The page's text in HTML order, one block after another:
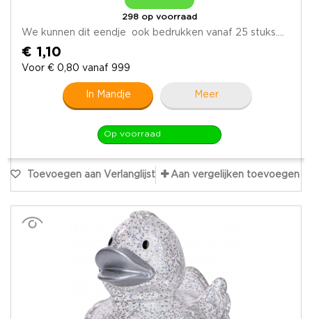
298 op voorraad
We kunnen dit eendje ook bedrukken vanaf 25 stuks....
€ 1,10
Voor € 0,80 vanaf 999
In Mandje Meer
Op voorraad
Toevoegen aan Verlanglijst Aan vergelijken toevoegen